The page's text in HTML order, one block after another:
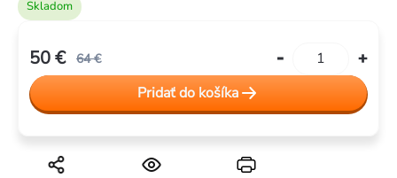
Skladom
64 €
50 €
Jednotková
cena:
Pridať do košíka